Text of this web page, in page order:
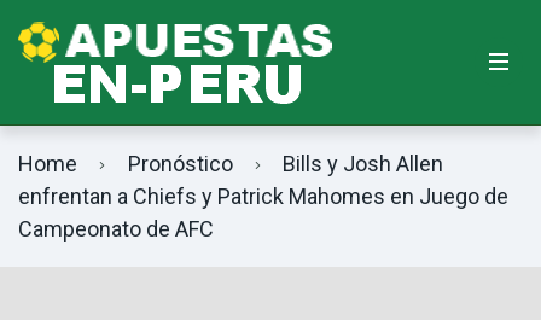
Home Pronóstico
Bills y Josh Allen
enfrentan a Chiefs y Patrick Mahomes en Juego de
Campeonato de AFC